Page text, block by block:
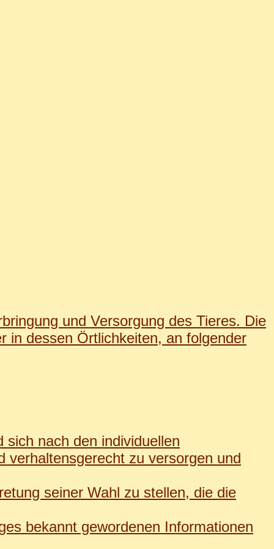
und Versorgung des Tieres. Die
in dessen Örtlichkeiten, an folgender
nach den individuellen
verhaltensgerecht zu versorgen und
seiner Wahl zu stellen, die die
bekannt gewordenen Informationen